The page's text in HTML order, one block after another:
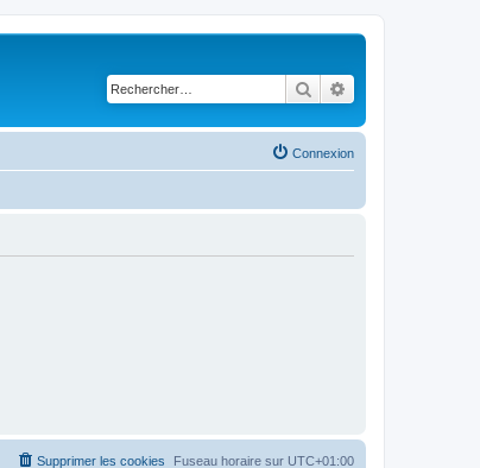
Rechercher
Connexion
Fuseau horaire sur UTC+01:00
Supprimer les cookies